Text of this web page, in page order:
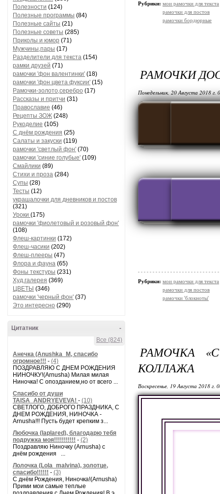
Полезности (124)
Полезные программы (84)
Полезные сайты (21)
Полезные советы (285)
Приколы и юмор (71)
Мужчины,пары (17)
Разделители для текста (154)
рамки друзей (71)
рамочки 'фон валентинки' (18)
рамочки 'фон цвета фуксии' (15)
Рамочки-золото,серебро (17)
Рассказы и притчи (31)
Православие (46)
Рецепты ЗОЖ (248)
Рукоделие (105)
С днём рождения (25)
Салаты и закуски (119)
рамочки 'светлый фон' (70)
рамочки 'синие голубые' (109)
Смайлики (89)
Стихи и проза (284)
Супы (28)
Тесты (12)
украшалочки для дневников и постов
(321)
Уроки (175)
рамочки 'фиолетовый и розовый фон'
(108)
Флеш-картинки (172)
Флеш-часики (202)
Флеш-плееры (47)
Флора и фауна (65)
Фоны текстуры (231)
Худ.галерея (369)
ЦВЕТЫ (346)
рамочки 'черный фон' (37)
Это интересно (290)
-
Цитатник
Все (824)
Анечка (Anushka_M, спасибо
огромное!!! - (4)
ПОЗДРАВЛЯЮ С ДНЕМ РОЖДЕНИЯ
НИНОЧКУ!(Arnusha) Милая милая
Ниночка! С опозданием,но от всего ...
Спасибо от души
TAISA_ANDRYEVEVA! - (10)
СВЕТЛОГО, ДОБРОГО ПРАЗДНИКА, С
ДНЕМ РОЖДЕНИЯ, НИНОЧКА -
Arnusha!!! Пусть будет крепким з...
Любочка (laplared), благодарю тебя
подружка моя!!!!!!!!!!! - (2)
Поздравляю Ниночку (Arnusha) с
днём рождения ...
Лолочка (Lola_malvina), золотце,
спасибо!!!!!! - (3)
С днём Рождения, Ниночка!(Аrnusha)
Прими мои самые теплые
Рубрики: мои рамочки для текста
рамочки для постов
рамочки бордюрные
РАМОЧКИ
Понедельник, 20 Августа 2018 г.
Рубрики: мои рамочки для текста
рамочки для постов
рамочки 'блокноты'
РАМОЧКА
КОЛЛАЖА
Воскресенье, 19 Августа 2018 г.